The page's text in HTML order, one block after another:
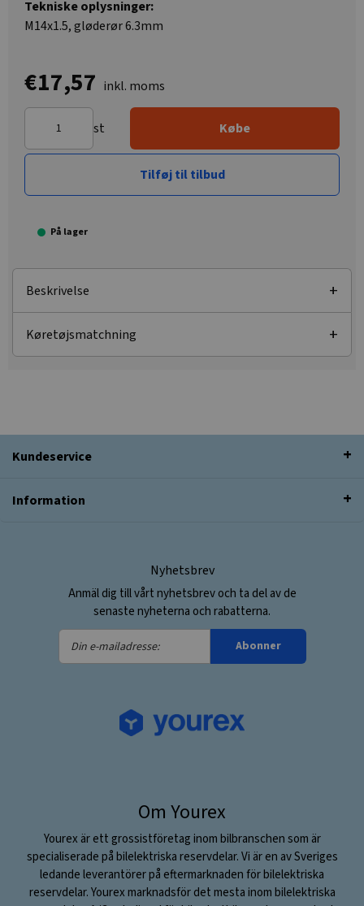
Tekniske oplysninger:
M14x1.5, gløderør 6.3mm
€17,57 inkl. moms
st Købe
Tilføj til tilbud
På lager
Beskrivelse
Køretøjsmatchning
Kundeservice
Information
Nyhetsbrev
Anmäl dig till vårt nyhetsbrev och ta del av de
senaste nyheterna och rabatterna.
Din
e-
Abonner
Om Yourex
Yourex är ett grossistföretag inom bilbranschen som är
specialiserade på bilelektriska reservdelar. Vi är en av Sveriges
ledande leverantörer på eftermarknaden för bilelektriska
reservdelar. Yourex marknadsför det mesta inom bilelektriska